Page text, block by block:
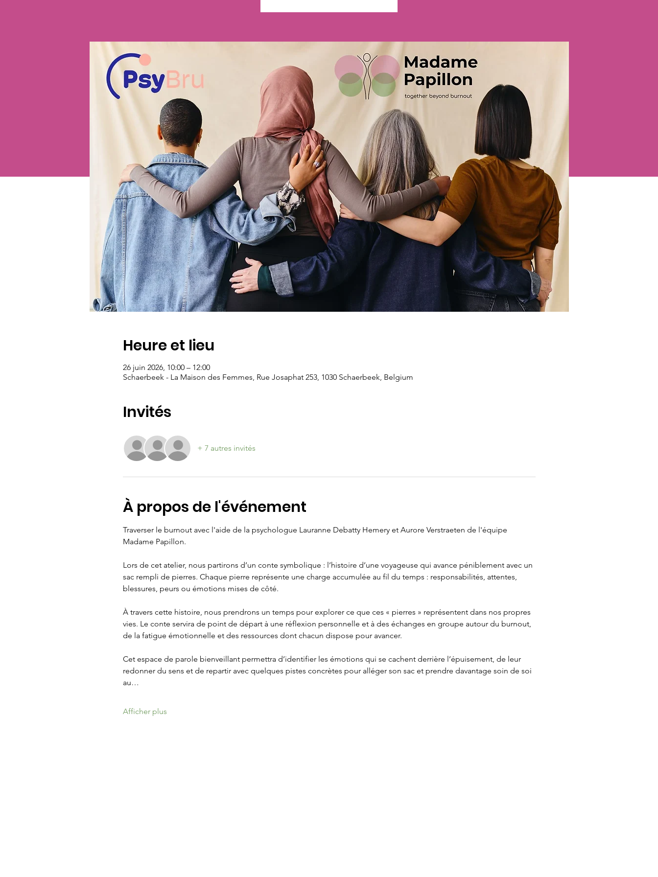
Heure et lieu
26 juin 2026, 10:00 – 12:00
Schaerbeek - La Maison des Femmes, Rue Josaphat 253, 1030 Schaerbeek, Belgium
Invités
+ 7 autres invités
À propos de l'événement
Traverser le burnout avec l'aide de la psychologue Lauranne Debatty Hemery et Aurore Verstraeten de l'équipe
Madame Papillon.
Lors de cet atelier, nous partirons d’un conte symbolique : l’histoire d’une voyageuse qui avance péniblement avec un
sac rempli de pierres. Chaque pierre représente une charge accumulée au fil du temps : responsabilités, attentes,
blessures, peurs ou émotions mises de côté.
À travers cette histoire, nous prendrons un temps pour explorer ce que ces « pierres » représentent dans nos propres
vies. Le conte servira de point de départ à une réflexion personnelle et à des échanges en groupe autour du burnout,
de la fatigue émotionnelle et des ressources dont chacun dispose pour avancer.
Cet espace de parole bienveillant permettra d’identifier les émotions qui se cachent derrière l’épuisement, de leur
redonner du sens et de repartir avec quelques pistes concrètes pour alléger son sac et prendre davantage soin de soi
au…
Afficher plus